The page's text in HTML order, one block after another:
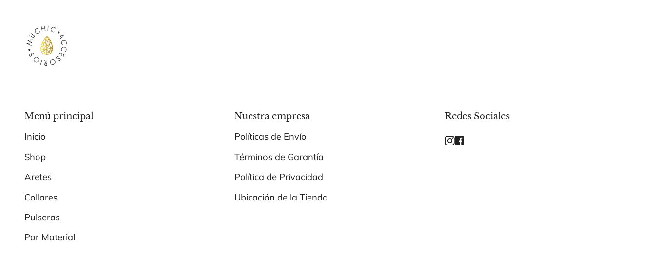
Menú principal
Inicio
Shop
Aretes
Collares
Pulseras
Por Material
Nuestra empresa
Políticas de Envío
Términos de Garantía
Política de Privacidad
Ubicación de la Tienda
Redes Sociales
Instagram
Facebook